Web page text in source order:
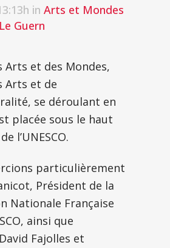
in Arts et Mondes
Guern
Arts et des Mondes,
Arts et de
se déroulant en
placée sous le haut
l’UNESCO.
particulièrement
Président de la
Nationale Française
ainsi que
Fajolles et